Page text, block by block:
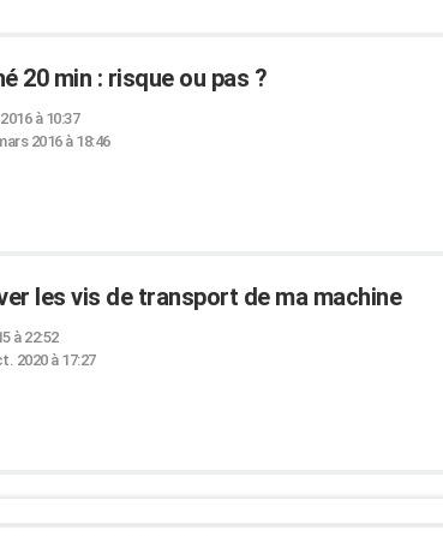
20 min : risque ou pas ?
à 10:37
2016 à 18:46
les vis de transport de ma machine
à 22:52
2020 à 17:27